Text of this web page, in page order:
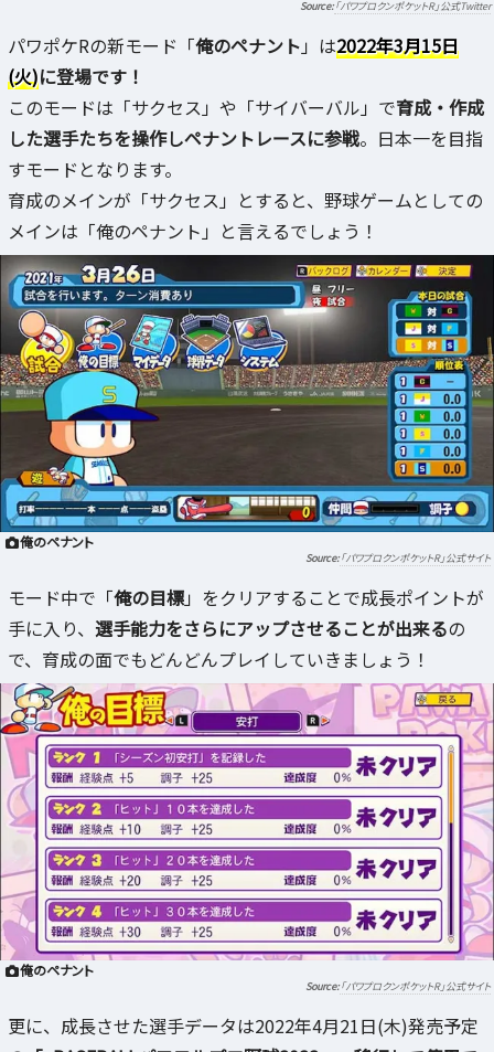
「パワプロクンポケットR」公式Twitter
パワポケRの新モード「俺のペナント 」は2022年3月15日
(火)に登場です！
このモードは「サクセス」や「サイバーバル」で育成・作成
した選手たちを操作しペナントレースに参戦。日本一を目指
すモードとなります。
育成のメインが「サクセス」とすると、野球ゲームとしての
メインは「俺のペナント」と言えるでしょう！
俺のペナント
「パワプロクンポケットR」公式サイト
モード中で「俺の目標」をクリアすることで成長ポイントが
手に入り、 選手能力をさらにアップさせることが出来るの
で、育成の面でもどんどんプレイしていきましょう！
俺のペナント
「パワプロクンポケットR」公式サイト
更に、成長させた選手データは2022年4月21日(木)発売予定